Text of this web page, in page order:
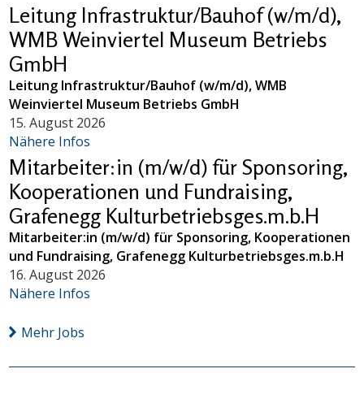
Leitung Infrastruktur/Bauhof (w/m/d),
WMB Weinviertel Museum Betriebs
GmbH
Leitung Infrastruktur/Bauhof (w/m/d), WMB
Weinviertel Museum Betriebs GmbH
15. August 2026
Nähere Infos
Mitarbeiter:in (m/w/d) für Sponsoring,
Kooperationen und Fundraising,
Grafenegg Kulturbetriebsges.m.b.H
Mitarbeiter:in (m/w/d) für Sponsoring, Kooperationen
und Fundraising, Grafenegg Kulturbetriebsges.m.b.H
16. August 2026
Nähere Infos
Mehr Jobs